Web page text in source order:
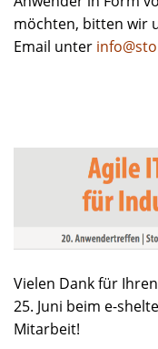
möchten, bitten wir
Email unter
Vielen Dank für
25. Juni beim e-
Mitarbeit!